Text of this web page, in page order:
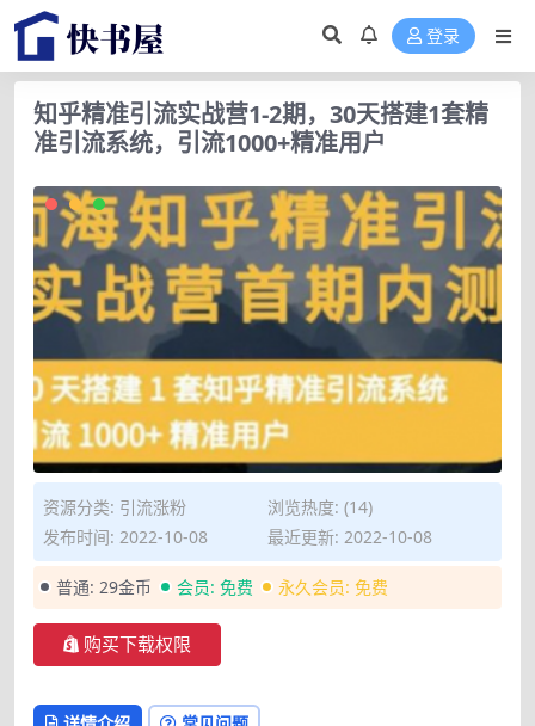
登录
知乎精准引流实战营1-2期，30天搭建1套精
准引流系统，引流1000+精准用户
资源分类: 引流涨粉
浏览热度: (14)
发布时间: 2022-10-08
最近更新: 2022-10-08
普通: 29金币 会员: 免费 永久会员: 免费
购买下载权限